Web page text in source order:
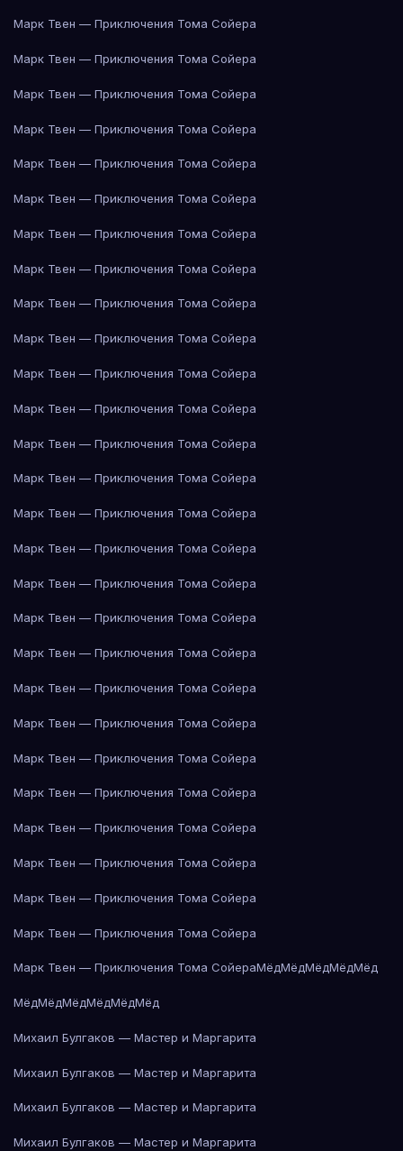
Марк Твен — Приключения Тома Сойера
Марк Твен — Приключения Тома Сойера
Марк Твен — Приключения Тома Сойера
Марк Твен — Приключения Тома Сойера
Марк Твен — Приключения Тома Сойера
Марк Твен — Приключения Тома Сойера
Марк Твен — Приключения Тома Сойера
Марк Твен — Приключения Тома Сойера
Марк Твен — Приключения Тома Сойера
Марк Твен — Приключения Тома Сойера
Марк Твен — Приключения Тома Сойера
Марк Твен — Приключения Тома Сойера
Марк Твен — Приключения Тома Сойера
Марк Твен — Приключения Тома Сойера
Марк Твен — Приключения Тома Сойера
Марк Твен — Приключения Тома Сойера
Марк Твен — Приключения Тома Сойера
Марк Твен — Приключения Тома Сойера
Марк Твен — Приключения Тома Сойера
Марк Твен — Приключения Тома Сойера
Марк Твен — Приключения Тома Сойера
Марк Твен — Приключения Тома Сойера
Марк Твен — Приключения Тома Сойера
Марк Твен — Приключения Тома Сойера
Марк Твен — Приключения Тома Сойера
Марк Твен — Приключения Тома Сойера
Марк Твен — Приключения Тома Сойера
Марк Твен — Приключения Тома СойераМёдМёдМёдМёдМёд
МёдМёдМёдМёдМёдМёд
Михаил Булгаков — Мастер и Маргарита
Михаил Булгаков — Мастер и Маргарита
Михаил Булгаков — Мастер и Маргарита
Михаил Булгаков — Мастер и Маргарита